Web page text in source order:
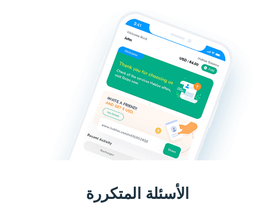
الأسئلة المتكررة